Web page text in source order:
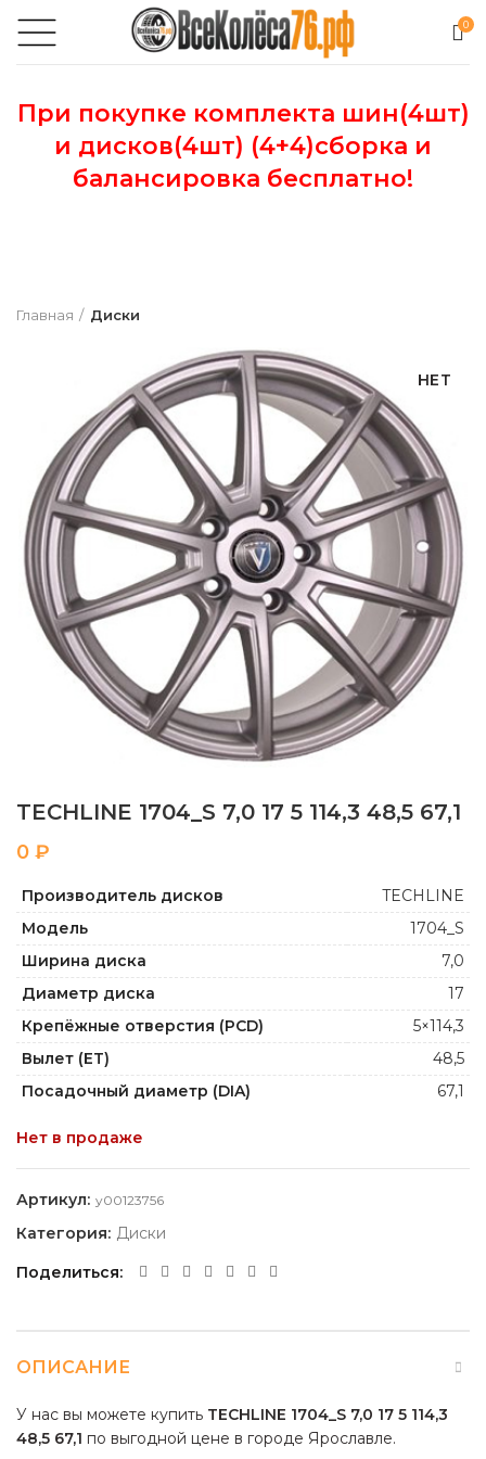
0
При покупке комплекта шин(4шт)
и дисков(4шт) (4+4)сборка и
балансировка бесплатно!
Главная Диски
НЕТ
TECHLINE 1704_S 7,0 17 5 114,3 48,5 67,1
₽
Производитель дисков
TECHLINE
Модель
1704_S
Ширина диска
7,0
Диаметр диска
17
Крепёжные отверстия (PCD)
5×114,3
Вылет (ET)
48,5
Посадочный диаметр (DIA)
67,1
Нет в продаже
Артикул: y00123756
Категория: Диски
Поделиться
ОПИСАНИЕ
У нас вы можете купить TECHLINE 1704_S 7,0 17 5 114,3
48,5 67,1 по выгодной цене в городе Ярославле.